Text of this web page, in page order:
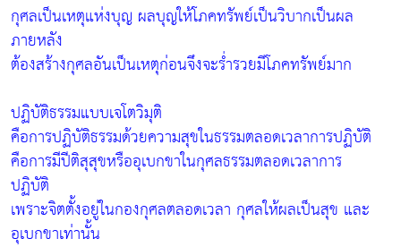
กุศลเป็นเหตุแห่งบุญ ผลบุญให้โภคทรัพย์เป็นวิบากเป็นผล
ภายหลัง
ต้องสร้างกุศลอันเป็นเหตุก่อนจึงจะร่ำรวยมีโภคทรัพย์มาก
ปฏิบัติธรรมแบบเจโตวิมุติ
คือการปฏิบัติธรรมด้วยความสุขในธรรมตลอดเวลาการปฏิบัติ
คือการมีปีติสุสุขหรืออุเบกขาในกุศลธรรมตลอดเวลาการ
ปฏิบัติ
เพราะจิตตั้งอยู่ในกองกุศลตลอดเวลา กุศลให้ผลเป็นสุข และ
อุเบกขาเท่านั้น